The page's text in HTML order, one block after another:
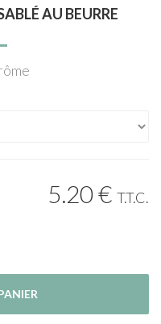
AU BEURRE
5.20€ T.T.C.